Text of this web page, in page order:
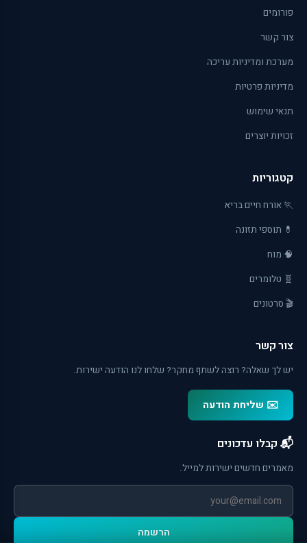
פורומים
צור קשר
מערכת ומדיניות עריכה
מדיניות פרטיות
תנאי שימוש
זכויות יוצרים
קטגוריות
🏃 אורח חיים בריא
💊 תוספי תזונה
🧠 מוח
🧬 טלומרים
🎬 סרטונים
צור קשר
יש לך שאלה? רוצה לשתף מחקר? שלחו לנו הודעה ישירות.
✉️ שליחת הודעה
📬 קבלו עדכונים
מאמרים חדשים ישירות למייל.
הרשמה